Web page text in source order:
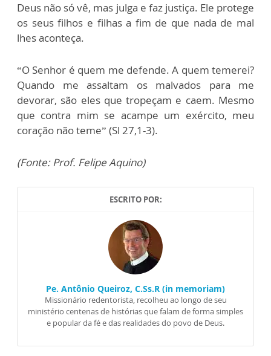
Deus não só vê, mas julga e faz justiça. Ele protege
os seus filhos e filhas a fim de que nada de mal
lhes aconteça.
“O Senhor é quem me defende. A quem temerei?
Quando me assaltam os malvados para me
devorar, são eles que tropeçam e caem. Mesmo
que contra mim se acampe um exército, meu
coração não teme” (Sl 27,1-3).
(Fonte: Prof. Felipe Aquino)
ESCRITO POR:
Pe. Antônio Queiroz, C.Ss.R (in memoriam)
Missionário redentorista, recolheu ao longo de seu
ministério centenas de histórias que falam de forma simples
e popular da fé e das realidades do povo de Deus.